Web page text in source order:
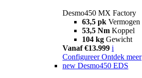
Desmo450 MX Factory
63,5 pk Vermogen
53,5 Nm Koppel
104 kg Gewicht
Vanaf €13.999 i
Configureer Ontdek meer
new Desmo450 EDS